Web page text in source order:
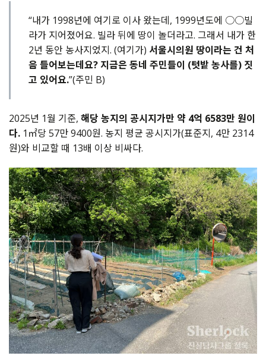
“내가 1998년에 여기로 이사 왔는데, 1999년도에 ○○빌
라가 지어졌어요. 빌라 뒤에 땅이 놀더라고. 그래서 내가 한
2년 동안 농사지었지. (여기가) 서울시의원 땅이라는 건 처
음 들어보는데요? 지금은 동네 주민들이 (텃밭 농사를) 짓
고 있어요.”(주민 B)
2025년 1월 기준, 해당 농지의 공시지가만 약 4억 6583만 원이
다. 1㎡당 57만 9400원. 농지 평균 공시지가(표준지, 4만 2314
원)와 비교할 때 13배 이상 비싸다.